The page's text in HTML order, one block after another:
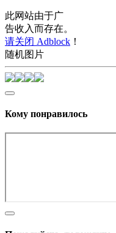
此网站由于广
告收入而存在。
请关闭 Adblock ！
随机图片
Кому понравилось